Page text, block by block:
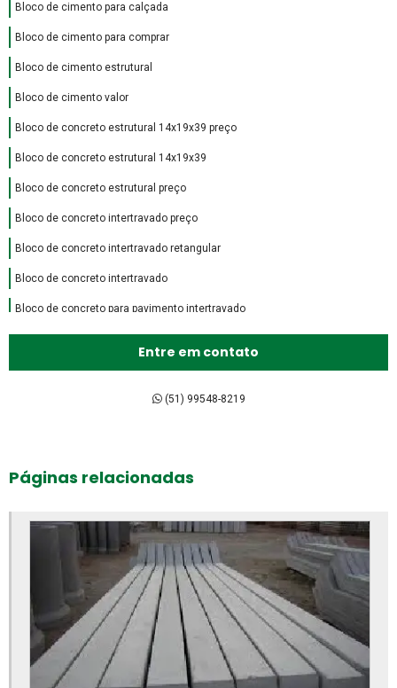
Bloco de cimento para calçada
Bloco de cimento para comprar
Bloco de cimento estrutural
Bloco de cimento valor
Bloco de concreto estrutural 14x19x39 preço
Bloco de concreto estrutural 14x19x39
Bloco de concreto estrutural preço
Bloco de concreto intertravado preço
Bloco de concreto intertravado retangular
Bloco de concreto intertravado
Bloco de concreto para pavimento intertravado
Bloco intertravado de concreto preço
Bloco intertravado de concreto
Bloco intertravado retangular
Bloco intertravado
Blocos para calçada preço
Blocos para calçada
Blocos para calçamento
Blocos de concreto 14x19x39 fábrica
Blocos de concreto 14x19x39 preço
Entre em contato
(51) 99548-8219
Páginas relacionadas